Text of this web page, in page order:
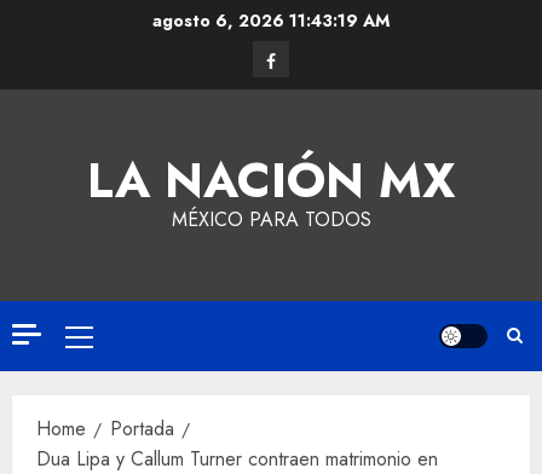
agosto 6, 2026 11:43:20 AM
LA NACIÓN MX
MÉXICO PARA TODOS
Home
Portada
Dua Lipa y Callum Turner contraen matrimonio en